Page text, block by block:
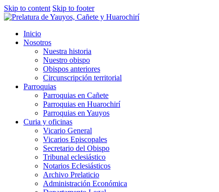
Skip to content Skip to footer
Inicio
Nosotros
Nuestra historia
Nuestro obispo
Obispos anteriores
Circunscripción territorial
Parroquias
Parroquias en Cañete
Parroquias en Huarochirí
Parroquias en Yauyos
Curia y oficinas
Vicario General
Vicarios Episcopales
Secretario del Obispo
Tribunal eclesiástico
Notarios Eclesiásticos
Archivo Prelaticio
Administración Económica